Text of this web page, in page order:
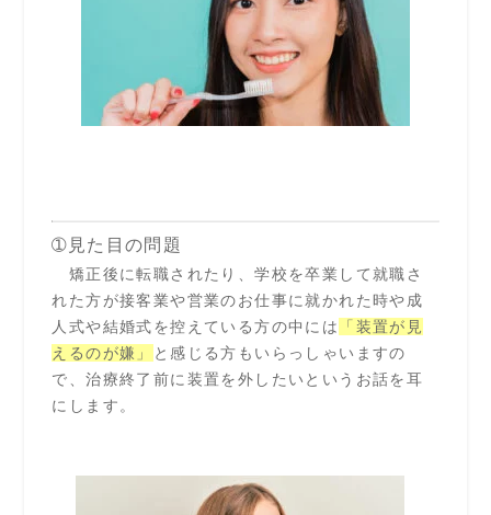
➀見た目の問題
矯正後に転職されたり、学校を卒業して就職さ
れた方が接客業や営業のお仕事に就かれた時や成
人式や結婚式を控えている方の中には
「装置が見
えるのが嫌」
と感じる方もいらっしゃいますの
で、治療終了前に装置を外したいというお話を耳
にします。